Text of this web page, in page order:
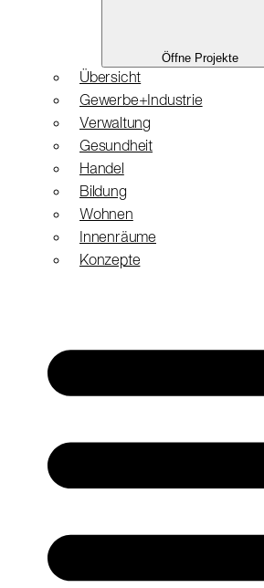
Öffne Projekte
Übersicht
Gewerbe+Industrie
Verwaltung
Gesundheit
Handel
Bildung
Wohnen
Innenräume
Konzepte